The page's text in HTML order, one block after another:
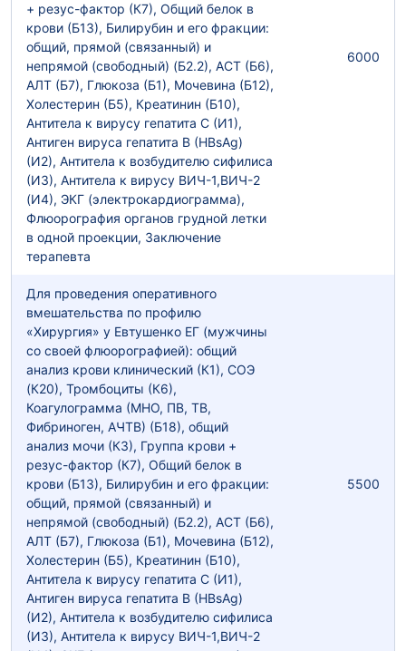
+ резус-фактор (К7), Общий белок в
крови (Б13), Билирубин и его фракции:
общий, прямой (связанный) и
непрямой (свободный) (Б2.2), АСТ (Б6),
АЛТ (Б7), Глюкоза (Б1), Мочевина (Б12),
Холестерин (Б5), Креатинин (Б10),
Антитела к вирусу гепатита С (И1),
Антиген вируса гепатита В (HBsAg)
(И2), Антитела к возбудителю сифилиса
(И3), Антитела к вирусу ВИЧ-1,ВИЧ-2
(И4), ЭКГ (электрокардиограмма),
Флюорография органов грудной летки
в одной проекции, Заключение
терапевта
6000
Для проведения оперативного
вмешательства по профилю
«Хирургия» у Евтушенко ЕГ (мужчины
со своей флюорографией): общий
анализ крови клинический (К1), СОЭ
(К20), Тромбоциты (К6),
Коагулограмма (МНО, ПВ, ТВ,
Фибриноген, АЧТВ) (Б18), общий
анализ мочи (К3), Группа крови +
резус-фактор (К7), Общий белок в
крови (Б13), Билирубин и его фракции:
общий, прямой (связанный) и
непрямой (свободный) (Б2.2), АСТ (Б6),
АЛТ (Б7), Глюкоза (Б1), Мочевина (Б12),
Холестерин (Б5), Креатинин (Б10),
Антитела к вирусу гепатита С (И1),
Антиген вируса гепатита В (HBsAg)
(И2), Антитела к возбудителю сифилиса
(И3), Антитела к вирусу ВИЧ-1,ВИЧ-2
5500